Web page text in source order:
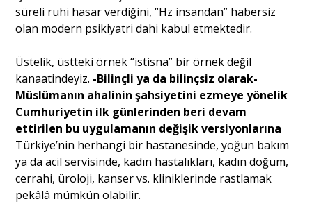
süreli ruhi hasar verdiğini, “Hz insandan” habersiz
olan modern psikiyatri dahi kabul etmektedir.
Üstelik, üstteki örnek “istisna” bir örnek değil
kanaatindeyiz. -Bilinçli ya da bilinçsiz olarak-
Müslümanın ahalinin şahsiyetini ezmeye yönelik
Cumhuriyetin ilk günlerinden beri devam
ettirilen bu uygulamanın değişik versiyonlarına
Türkiye’nin herhangi bir hastanesinde, yoğun bakım
ya da acil servisinde, kadın hastalıkları, kadın doğum,
cerrahi, üroloji, kanser vs. kliniklerinde rastlamak
pekâlâ mümkün olabilir.